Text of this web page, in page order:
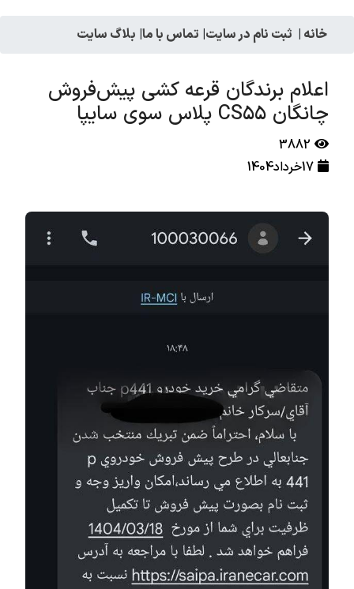
خانه | ثبت نام در سایت| تماس با ما| بلاگ سایت
اعلام برندگان قرعه کشی پیش‌فروش
چانگان CS۵۵ پلاس سوی سایپا
3882
17خرداد1404